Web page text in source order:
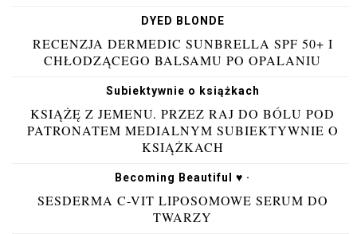
DYED BLONDE
RECENZJA DERMEDIC SUNBRELLA SPF 50+ I
CHŁODZĄCEGO BALSAMU PO OPALANIU
Subiektywnie o książkach
KSIĄŻĘ Z JEMENU. PRZEZ RAJ DO BÓLU POD
PATRONATEM MEDIALNYM SUBIEKTYWNIE O
KSIĄŻKACH
Becoming Beautiful ♥ ·
SESDERMA C-VIT LIPOSOMOWE SERUM DO
TWARZY